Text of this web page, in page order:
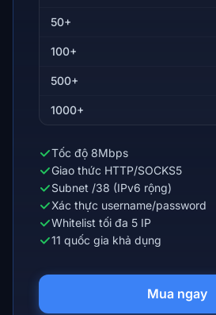
50+
100+
500+
1000+
Tốc độ 8Mbps
Giao thức HTTP/SOCKS5
Subnet /38 (IPv6 rộng)
Xác thực username/password
Whitelist tối đa 5 IP
11 quốc gia khả dụng
Mua ngay